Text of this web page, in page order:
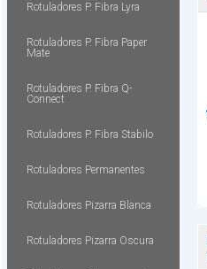
Rotuladores P. Fibra Lyra
Rotuladores P. Fibra Paper
Mate
Rotuladores P. Fibra Q-
Connect
Rotuladores P. Fibra Stabilo
Rotuladores Permanentes
Rotuladores Pizarra Blanca
Rotuladores Pizarra Oscura